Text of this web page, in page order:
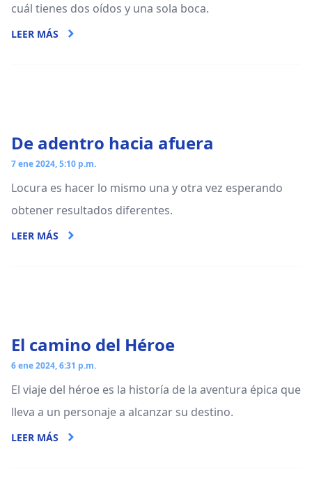
cuál tienes dos oídos y una sola boca.
LEER MÁS
De adentro hacia afuera
7 ene 2024, 5:10 p.m.
Locura es hacer lo mismo una y otra vez esperando
obtener resultados diferentes.
LEER MÁS
El camino del Héroe
6 ene 2024, 6:31 p.m.
El viaje del héroe es la historía de la aventura épica que
lleva a un personaje a alcanzar su destino.
LEER MÁS